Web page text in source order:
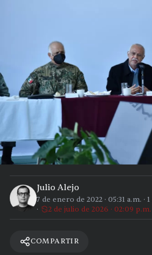
Julio Alejo
7 de enero de 2022 · 05:31 a.m. · 1
2 de julio de 2026 · 02:09 p.m.
COMPARTIR